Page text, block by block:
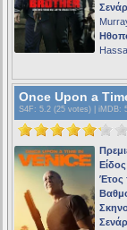
Once Upon a
S4F : 5.2 (25 votes) | iMDB:
Έτος